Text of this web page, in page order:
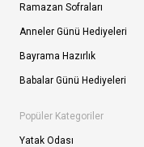
Ramazan Sofraları
Anneler Günü Hediyeleri
Bayrama Hazırlık
Babalar Günü Hediyeleri
Popüler Kategoriler
Yatak Odası